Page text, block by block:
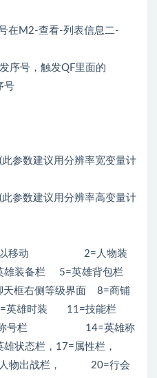
在M2-查看-列表信息二-
序号，触发QF里面的
号
参数建议用分辨率宽变量计
参数建议用分辨率高变量计
移动 2=人物装
装备栏 5=英雄背包栏
框右侧等级界面 8=商铺
雄时装 11=技能栏
称号栏 14=英雄称
态栏，17=属性栏，
物出战栏， 20=行会